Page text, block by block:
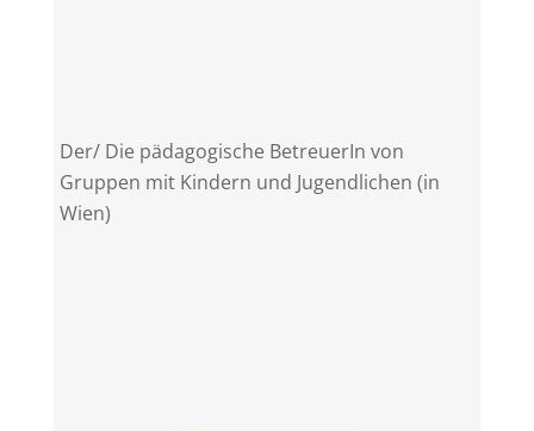
Der/ Die pädagogische BetreuerIn von
Gruppen mit Kindern und Jugendlichen (in
Wien)